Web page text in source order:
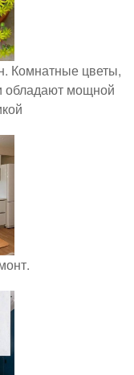
Комнатные цветы,
обладают мощной